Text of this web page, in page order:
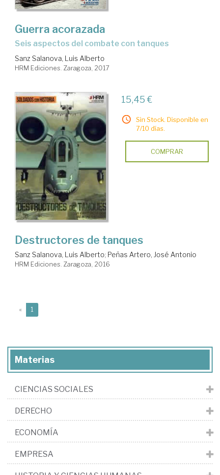
Guerra acorazada
seis aspectos del combate con tanques
Sanz Salanova, Luis Alberto
HRM Ediciones. Zaragoza, 2017
15,45 €
Sin Stock. Disponible en
7/10 días.
COMPRAR
Destructores de tanques
Sanz Salanova, Luis Alberto; Peñas Artero, José Antonio
HRM Ediciones. Zaragoza, 2016
« 1
Materias
CIENCIAS SOCIALES
DERECHO
ECONOMÍA
EMPRESA